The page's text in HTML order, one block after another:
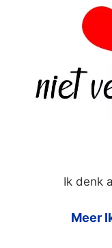
Ik denk
Meer